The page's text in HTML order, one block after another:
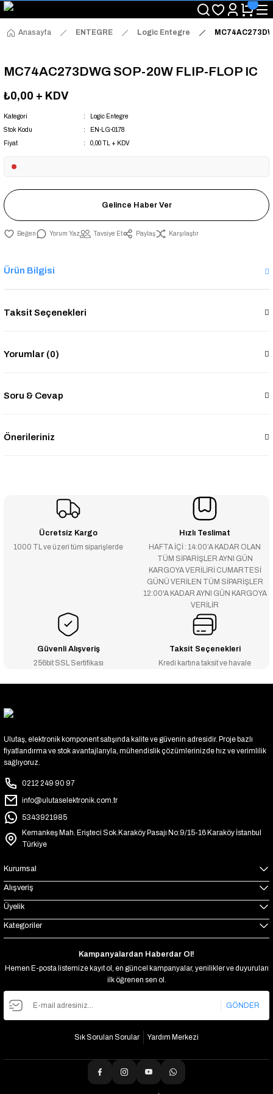
"Saat 14:00'a Kadar Verilen Siparişlerde Aynı Gün Kargo Avantajı!
"Binlerce Ürün Çeşitliliği ile Stoktan Hemen Teslim."
"Toptan Fiyatına Perakende Satış Avantajını Kaçırmayın!"
Anasayfa ENTEGRE Logic Entegre
MC74AC273DWG SOP-20W FLIP-FLOP IC
₺0,00 + KDV
Kategori
Logic Entegre
Stok Kodu
EN-LG-0178
Fiyat
0,00 TL + KDV
Gelince Haber Ver
Yorum Yaz Tavsiye Et Paylaş Karşılaştır
Ürün Bilgisi
Taksit Seçenekleri
Yorumlar (0)
Soru & Cevap
Önerileriniz
Ücretsiz Kargo
1000 TL ve üzeri tüm siparişlerde
Hızlı Teslimat
HAFTA İÇİ : 14:00’A KADAR OLAN
TÜM SİPARİŞLER AYNI GÜN
KARGOYA VERİLİRİ CUMARTESİ
GÜNÜ VERİLEN TÜM SİPARİŞLER
12:00'A KADAR AYNI GÜN KARGOYA
VERİLİR
Güvenli Alışveriş
256bit SSL Sertifikası
Taksit Seçenekleri
Kredi kartına taksit ve havale
Ulutaş, elektronik komponent satışında kalite ve güvenin adresidir. Proje bazlı
fiyatlandırma ve stok avantajlarıyla, mühendislik çözümlerinizde hız ve verimlilik
sağlıyoruz.
0212 249 90 97
info@ulutaselektronik.com.tr
5343921985
Kemankeş Mah. Erişteci Sok.Karaköy Pasajı No:9/15-16 Karaköy İstanbul
Türkiye
Kurumsal
Alışveriş
Üyelik
Kategoriler
Kampanyalardan Haberdar Ol!
Hemen E-posta listemize kayıt ol, en güncel kampanyalar, yenilikler ve duyuruları
ilk öğrenen sen ol.
GÖNDER
Sık Sorulan Sorular Yardım Merkezi